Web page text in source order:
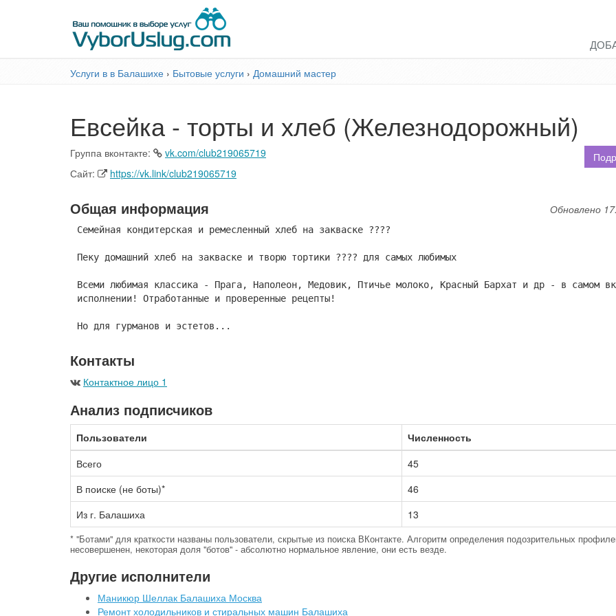
Услуги в в Балашихе › Бытовые услуги › Домашний мастер
Евсейка - торты и хлеб (Железнодорожный)
Группа вконтакте:
vk.com/club219065719
Сайт:
https://vk.link/club219065719
Общая информация Обновлено
Семейная кондитерская и ремесленный хлеб на закваске ????
Пеку домашний хлеб на закваске и творю тортики ???? для самых любимых
Всеми любимая классика - Прага, Наполеон, Медовик, Птичье молоко, Красный Бархат и др - в самом
исполнении! Отработанные и проверенные рецепты!
Но для гурманов и эстетов...
Контакты
Контактное лицо 1
Анализ подписчиков
Пользователи
Численность
Всего
45
В поиске (не боты)*
46
Из г. Балашиха
13
* "Ботами" для краткости названы пользователи, скрытые из поиска ВКонтакте. Алгоритм определения подозрительных
несовершенен, некоторая доля "ботов" - абсолютно нормальное явление, они есть везде.
Другие исполнители
Маникюр Шеллак Балашиха Москва
Ремонт холодильников и стиральных машин Балашиха